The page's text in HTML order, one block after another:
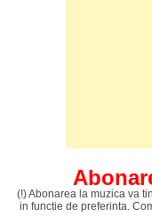
(!) Abonarea la muzica va
in functie de preferinta.